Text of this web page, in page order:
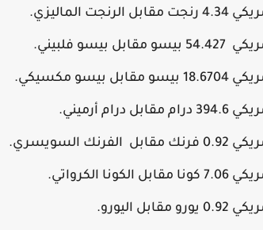
الماليزي.
فلبيني.
مكسيكي.
أرميني.
السويسري.
الكرواتي.
اليورو.